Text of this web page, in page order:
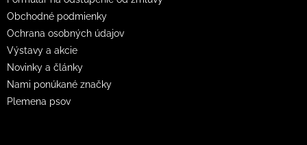
Obchodné podmienky
Ochrana osobných údajov
Výstavy a akcie
Novinky a články
Nami ponúkané značky
Plemena psov